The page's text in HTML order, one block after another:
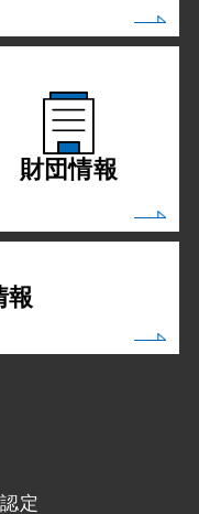
財団情報
報
定